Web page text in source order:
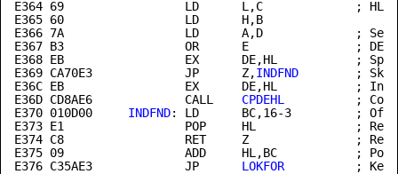
E364 69                 LD      L,C             ; HL =
E365 60                 LD      H,B
E366 7A                 LD      A,D             ; See if
E367 B3                 OR      E               ; DE =
E368 EB                 EX      DE,HL           ;
E369 CA70E3             JP      Z,INDFND
;
E36C EB                 EX      DE,HL           ; Index
E36D CD8AE6             CALL CPDEHL
E370 010D00 INDFND: LD      BC,16-3         ;
E373 E1                 POP     HL              ;
E374 C8                 RET     Z               ;
E375 09                 ADD     HL,BC           ;
E376 C35AE3             JP LOKFOR
;